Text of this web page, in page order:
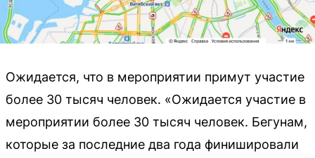
Ожидается, что в мероприятии примут участие
более 30 тысяч человек. «Ожидается участие в
мероприятии более 30 тысяч человек. Бегунам,
которые за последние два года финишировали